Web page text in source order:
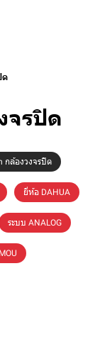
ด
จรปิด
กล้องวงจรปิด
ยี่ห้อ DAHUA
ระบบ ANALOG